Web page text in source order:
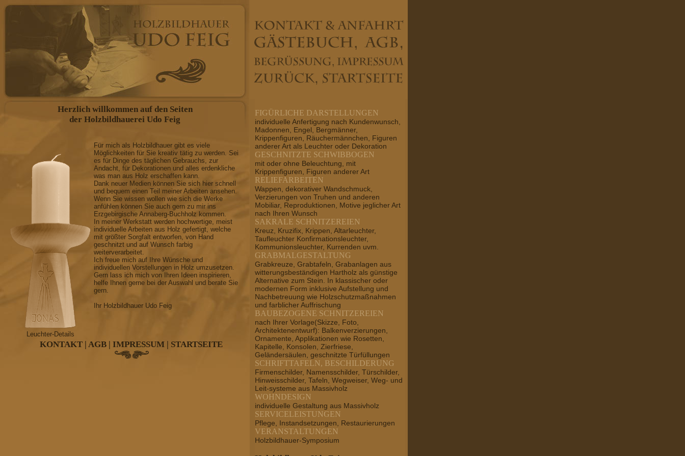
FIGÜRLICHE DARSTELLUNGEN
individuelle Anfertigung nach Kundenwunsch,
Madonnen, Engel, Bergmänner,
Krippenfiguren, Räuchermännchen, Figuren
anderer Art als Leuchter oder Dekoration
GESCHNITZTE SCHWIBBOGEN
mit oder ohne Beleuchtung, mit
Krippenfiguren, Figuren anderer Art
RELIEFARBEITEN
Wappen, dekorativer Wandschmuck,
Verzierungen von Truhen und anderen
Mobiliar, Reproduktionen, Motive jeglicher Art
nach Ihren Wunsch
SAKRALE SCHNITZEREIEN
Kreuz, Kruzifix, Krippen, Altarleuchter,
Taufleuchter Konfirmationsleuchter,
Kommunionsleuchter, Kurrenden uvm.
GRABMALGESTALTUNG
Grabkreuze, Grabtafeln, Grabanlagen aus
witterungsbeständigen Hartholz als günstige
Alternative zum Stein. In klassischer oder
modernen Form inklusive Aufstellung und
Nachbetreuung wie Holzschutzmaßnahmen
und farblicher Auffrischung
BAUBEZOGENE SCHNITZEREIEN
nach Ihrer Vorlage(Skizze, Foto,
Architektenentwurf): Balkenverzierungen,
Ornamente, Applikationen wie Rosetten,
Kapitelle, Konsolen, Zierfriese,
Geländersäulen, geschnitzte Türfüllungen
SCHRIFTTAFELN, BESCHILDERUNG
Firmenschilder, Namensschilder, Türschilder,
Hinweisschilder, Tafeln, Wegweiser, Weg- und
Leit-systeme aus Massivholz
WOHNDESIGN
individuelle Gestaltung aus Massivholz
SERVICELEISTUNGEN
Pflege, Instandsetzungen, Restaurierungen
VERANSTALTUNGEN
Holzbildhauer-Symposium
Herzlich willkommen auf den Seiten
der Holzbildhauerei Udo Feig
Leuchter-Details
Für mich als Holzbildhauer gibt es viele
Möglichkeiten für Sie kreativ tätig zu werden. Sei
es für Dinge des täglichen Gebrauchs, zur
Andacht, für Dekorationen und alles erdenkliche
was man aus Holz erschaffen kann.
Dank neuer Medien können Sie sich hier schnell
und bequem einen Teil meiner Arbeiten ansehen.
Wenn Sie wissen wollen wie sich die Werke
anfühlen können Sie auch gern zu mir ins
Erzgebirgische Annaberg-Buchholz kommen.
In meiner Werkstatt werden hochwertige, meist
individuelle Arbeiten aus Holz gefertigt, welche
mit größter Sorgfalt entworfen, von Hand
geschnitzt und auf Wunsch farbig
weiterverarbeitet.
Ich freue mich auf Ihre Wünsche und
individuellen Vorstellungen in Holz umzusetzen.
Gern lass ich mich von Ihren Ideen inspirieren,
helfe Ihnen gerne bei der Auswahl und berate Sie
gern.
Ihr Holzbildhauer Udo Feig
KONTAKT | AGB | IMPRESSUM | STARTSEITE